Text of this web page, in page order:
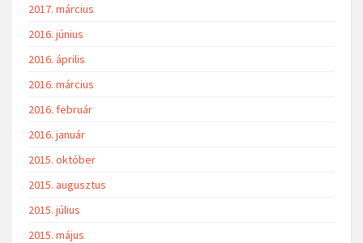
2017. március
2016. június
2016. április
2016. március
2016. február
2016. január
2015. október
2015. augusztus
2015. július
2015. május